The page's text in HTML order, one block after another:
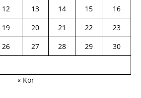
12 13 14 15
16
19 20 21 22
23
26 27 28 29
30
« Kor